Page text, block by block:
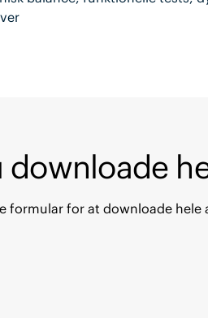
downloade
formular for at downloade hele